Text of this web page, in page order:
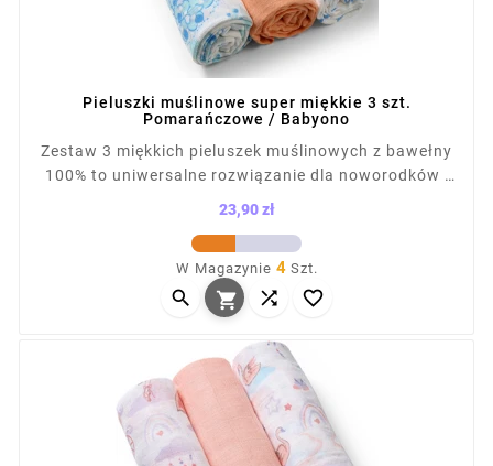
Pieluszki muślinowe super miękkie 3 szt.
Pomarańczowe / Babyono
Zestaw 3 miękkich pieluszek muślinowych z bawełny
100% to uniwersalne rozwiązanie dla noworodków i
niemowląt. Sprawdzą się jako otulacz, ręcznik,
prześcieradło czy osłona do wózka. Przewiewna,
lekka tkanina nie podrażnia skóry dziecka. W
komplecie 2 pieluszki z nadrukiem i 1 gładka,
zapakowane w torbę na napy.
23,90 zł
W Magazynie 4Szt.
   